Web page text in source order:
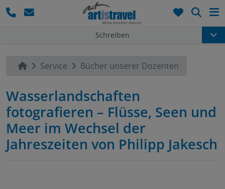
Schreiben
Service Bücher unserer Dozenten
Wasserlandschaften
fotografieren – Flüsse, Seen und
Meer im Wechsel der
Jahreszeiten von Philipp Jakesch